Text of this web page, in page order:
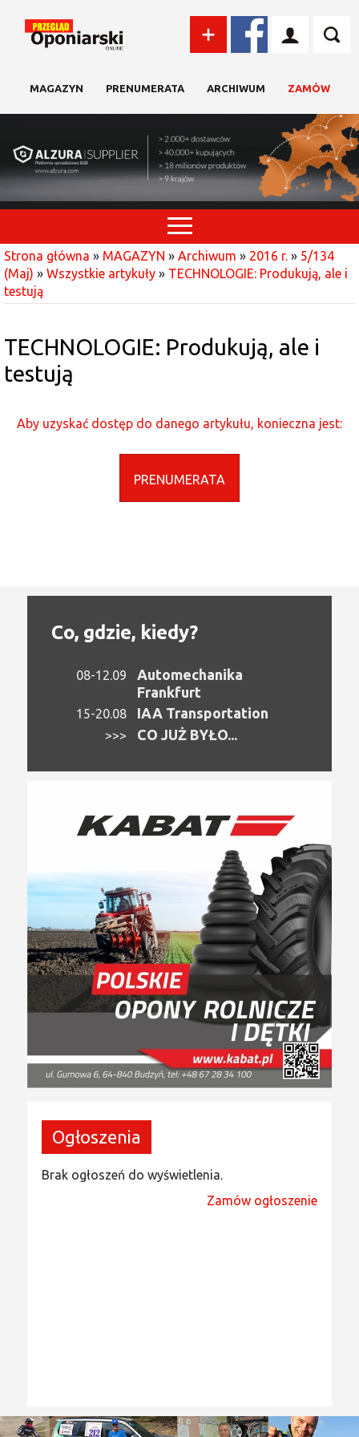
MAGAZYN PRENUMERATA ARCHIWUM ZAMÓW
Strona główna » MAGAZYN » Archiwum » 2016 r. » 5/134
(Maj) » Wszystkie artykuły » TECHNOLOGIE: Produkują, ale i
testują
TECHNOLOGIE: Produkują, ale i
testują
Aby uzyskać dostęp do danego artykułu, konieczna jest:
PRENUMERATA
Co, gdzie, kiedy?
08-12.09
Automechanika
Frankfurt
15-20.08 IAA Transportation
>>> CO JUŻ BYŁO...
Ogłoszenia
Brak ogłoszeń do wyświetlenia.
Zamów ogłoszenie